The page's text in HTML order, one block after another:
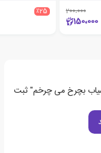
200،000
150،000
٪25
بچرخ می چرخم" ثبت